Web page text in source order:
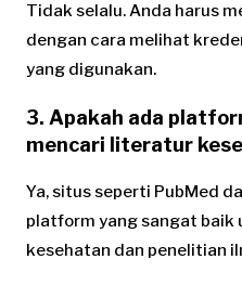
Tidak selalu. Anda harus
dengan cara melihat
yang digunakan.
3. Apakah ada
mencari literatur
Ya, situs seperti PubMed
platform yang sangat baik
kesehatan dan penelitian